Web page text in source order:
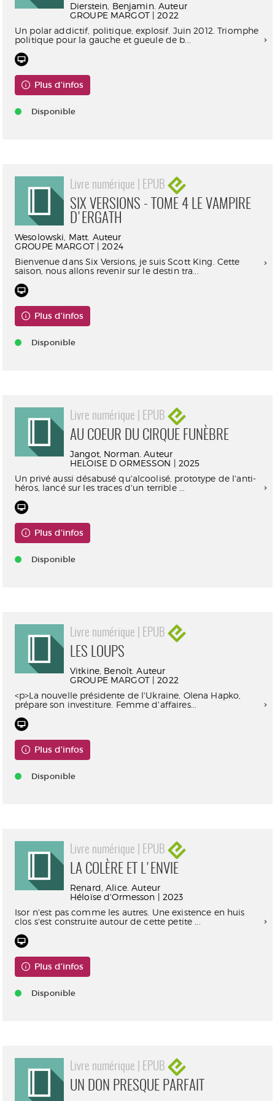
Dierstein, Benjamin. Auteur
GROUPE MARGOT | 2022
Un polar addictif, politique, explosif. Juin 2012. Triomphe
politique pour la gauche et gueule de b...
Plus d'infos
Disponible
Livre numérique | EPUB
SIX VERSIONS - TOME 4 LE VAMPIRE
D'ERGATH
Wesolowski, Matt. Auteur
GROUPE MARGOT | 2024
Bienvenue dans Six Versions, je suis Scott King. Cette
saison, nous allons revenir sur le destin tra...
Plus d'infos
Disponible
Livre numérique | EPUB
AU COEUR DU CIRQUE FUNÈBRE
Jangot, Norman. Auteur
HELOISE D ORMESSON | 2025
Un privé aussi désabusé qu'alcoolisé, prototype de l'anti-
héros, lancé sur les traces d'un terrible ...
Plus d'infos
Disponible
Livre numérique | EPUB
LES LOUPS
Vitkine, Benoît. Auteur
GROUPE MARGOT | 2022
<p>La nouvelle présidente de l'Ukraine, Olena Hapko,
prépare son investiture. Femme d'affaires...
Plus d'infos
Disponible
Livre numérique | EPUB
LA COLÈRE ET L'ENVIE
Renard, Alice. Auteur
Héloïse d'Ormesson | 2023
Isor n'est pas comme les autres. Une existence en huis
clos s'est construite autour de cette petite ...
Plus d'infos
Disponible
Livre numérique | EPUB
UN DON PRESQUE PARFAIT